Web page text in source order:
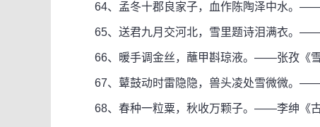
64、孟冬十郡良家子，血作陈陶泽中水。——
65、送君九月交河北，雪里题诗泪满衣。——
66、暖手调金丝，蘸甲斟琼液。——张孜《雪
67、鼙鼓动时雷隐隐，兽头凌处雪微微。——
68、春种一粒粟，秋收万颗子。——李绅《古